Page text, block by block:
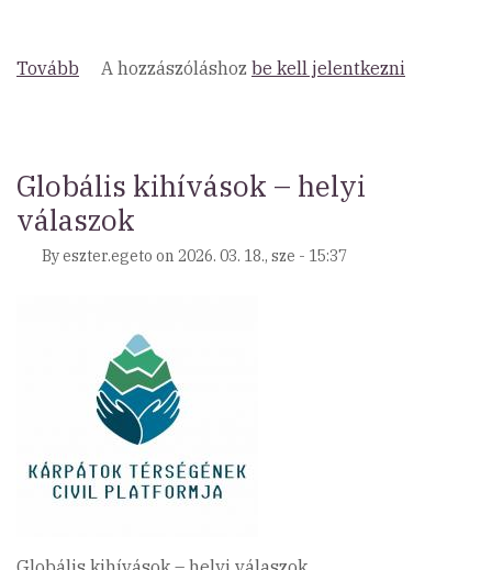
Tovább (Társadalmi
Nagy-
Eged-
hegyi
Szent
megmentéséért! )
A hozzászóláshoz be kell jelentkezni
Globális kihívások – helyi
válaszok
Byeszter.egeto on 2026. 03. 18., sze - 15:37